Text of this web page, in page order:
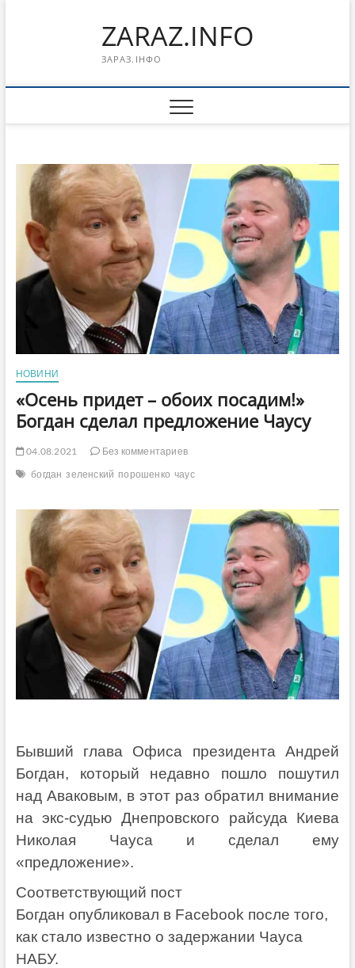
ZARAZ.INFO
ЗАРАЗ.ІНФО
НОВИНИ
«Осень придет – обоих посадим!»
Богдан сделал предложение Чаусу
04.08.2021
Без комментариев
богдан зеленский порошенко чаус
Бывший глава Офиса президента Андрей
Богдан, который недавно пошло пошутил
над Аваковым, в этот раз обратил внимание
на экс-судью Днепровского райсуда Киева
Николая Чауса и сделал ему
«предложение».
Соответствующий пост
Богдан опубликовал в Facebook после того,
как стало известно о задержании Чауса
НАБУ.